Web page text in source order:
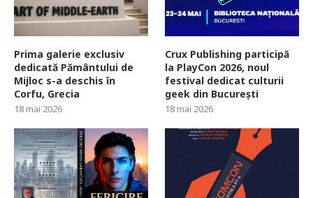
Prima galerie exclusiv
dedicată Pământului de
Mijloc s-a deschis în
Corfu, Grecia
18 mai 2026
Crux Publishing participă
la PlayCon 2026, noul
festival dedicat culturii
geek din București
18 mai 2026